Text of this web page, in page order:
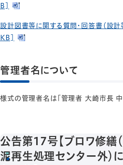
B]
設計図書等に関する質問・回答書（設
KB]
管理者名について
様式の管理者名は「管理者 大崎市長 中
公告第17号【ブロワ修繕
泥再生処理センター外）